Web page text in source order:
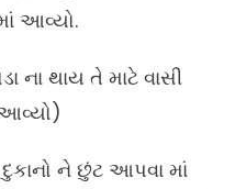
આવ્યો.
ના થાય તે માટે વાસી
ને છુંટ આપવા માં